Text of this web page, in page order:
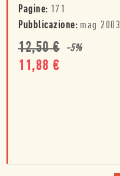
Pagine: 171
Pubblicazione: mag 2003
12,50€ -5%
11,88 €